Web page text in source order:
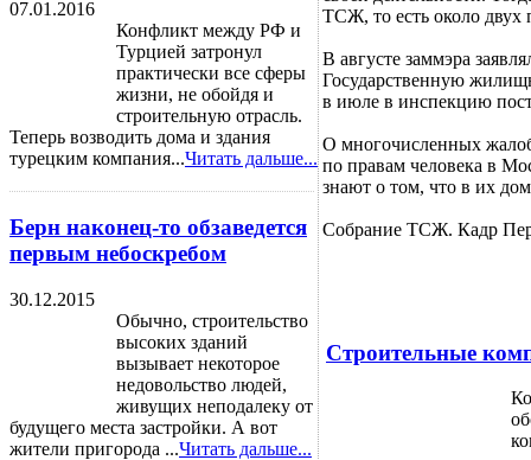
07.01.2016
Конфликт между РФ и
Турцией затронул
практически все сферы
жизни, не обойдя и
строительную отрасль.
Теперь возводить дома и здания
турецким компания...Читать дальше...
Берн наконец-то обзаведется
первым небоскребом
30.12.2015
Обычно, строительство
высоких зданий
вызывает некоторое
недовольство людей,
живущих неподалеку от
будущего места застройки. А вот
жители пригорода ...Читать дальше...
ТСЖ, то есть около двух
В августе заммэра
Государственную
в июле в инспекцию
О многочисленных
по правам человека в
знают о том, что в их
Собрание ТСЖ. Кадр
Строительные